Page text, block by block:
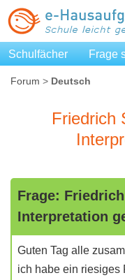
Schulfächer Frage
Forum > Deutsch
Friedrich
Frage:
Interpretation
Guten Tag alle
ich habe ein riesiges